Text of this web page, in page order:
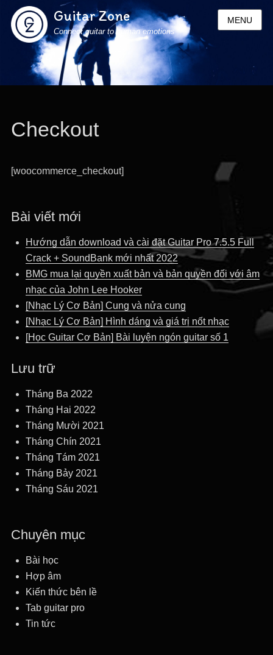
Guitar Zone
Connect guitar to human emotions
MENU
Checkout
[woocommerce_checkout]
Bài viết mới
Hướng dẫn download và cài đặt Guitar Pro 7.5.5 Full
Crack + SoundBank mới nhất 2022
BMG mua lại quyền xuất bản và bản quyền đối với âm
nhạc của John Lee Hooker
[Nhạc Lý Cơ Bản] Cung và nửa cung
[Nhạc Lý Cơ Bản] Hình dáng và giá trị nốt nhạc
[Học Guitar Cơ Bản] Bài luyện ngón guitar số 1
Lưu trữ
Tháng Ba 2022
Tháng Hai 2022
Tháng Mười 2021
Tháng Chín 2021
Tháng Tám 2021
Tháng Bảy 2021
Tháng Sáu 2021
Chuyên mục
Bài học
Hợp âm
Kiến thức bên lề
Tab guitar pro
Tin tức